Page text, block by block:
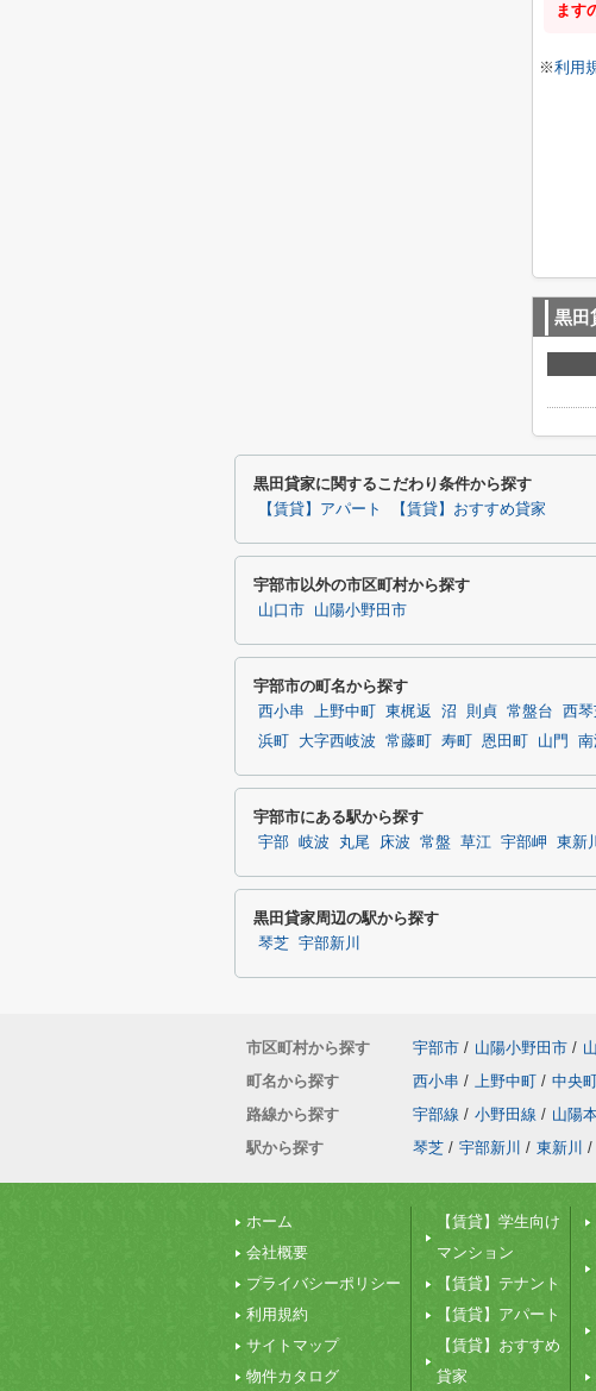
ます
※利用
黒田
黒田貸家に関するこだわり条件から探す
【賃貸】アパート 【賃貸】おすすめ貸家
宇部市以外の市区町村から探す
山口市 山陽小野田市
宇部市の町名から探す
西小串 上野中町 東梶返 沼 則貞 常盤台 西
浜町
大字西岐波 常藤町 寿町 恩田町 山門 南
宇部市にある駅から探す
宇部 岐波 丸尾 床波 常盤 草江 宇部岬 東新川
黒田貸家周辺の駅から探す
琴芝 宇部新川
市区町村から探す 宇部市 / 山陽小野田市 /
町名から探す
西小串 / 上野中町 / 中央
路線から探す
宇部線 / 小野田線 / 山陽
駅から探す
琴芝 / 宇部新川 / 東新川 /
ホーム
会社概要
プライバシーポリシー
利用規約
サイトマップ
物件カタログ
【賃貸】学生向け
マンション
【賃貸】テナント
【賃貸】アパート
【賃貸】おすすめ
貸家